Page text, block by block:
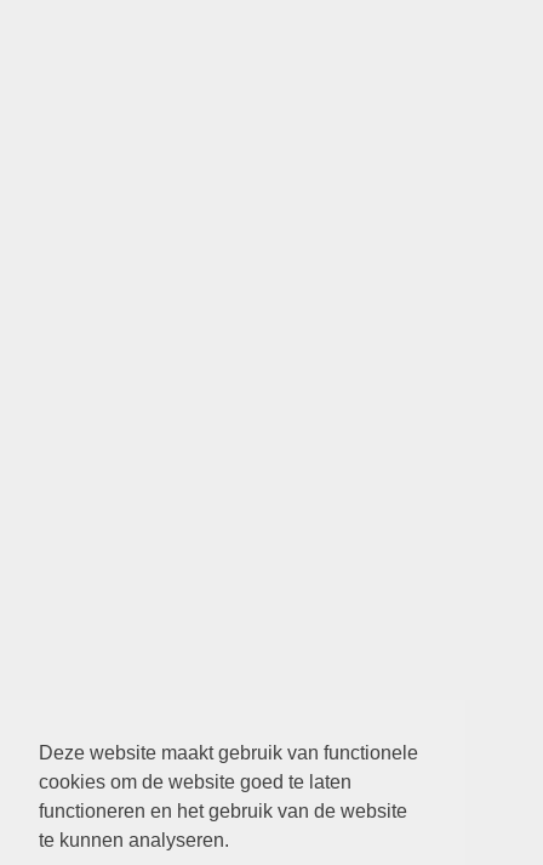
Deze website maakt gebruik van functionele
cookies om de website goed te laten
functioneren en het gebruik van de website
te kunnen analyseren.